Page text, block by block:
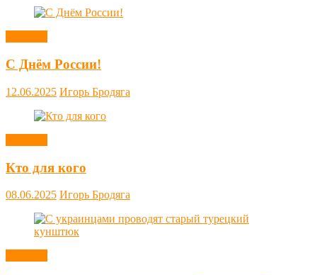
С Днём России!
12.06.2025 Игорь Бродяга
Кто для кого
08.06.2025 Игорь Бродяга